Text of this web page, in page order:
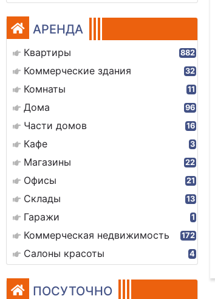
АРЕНДА
Квартиры 882
Коммерческие здания 32
Комнаты 11
Дома 96
Части домов 16
Кафе 3
Магазины 22
Офисы 21
Склады 13
Гаражи 1
Коммерческая недвижимость 172
Салоны красоты 4
ПОСУТОЧНО